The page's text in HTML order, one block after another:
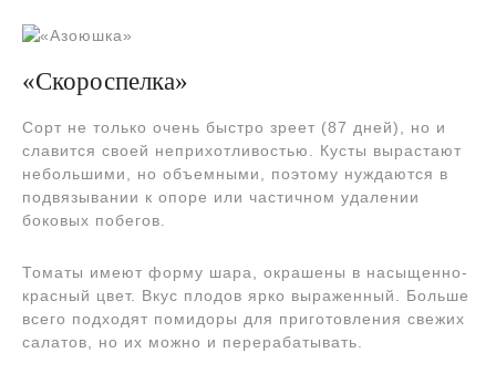
«Скороспелка»
Сорт не только очень быстро зреет (87 дней), но и
славится своей неприхотливостью. Кусты вырастают
небольшими, но объемными, поэтому нуждаются в
подвязывании к опоре или частичном удалении
боковых побегов.
Томаты имеют форму шара, окрашены в насыщенно-
красный цвет. Вкус плодов ярко выраженный. Больше
всего подходят помидоры для приготовления свежих
салатов, но их можно и перерабатывать.